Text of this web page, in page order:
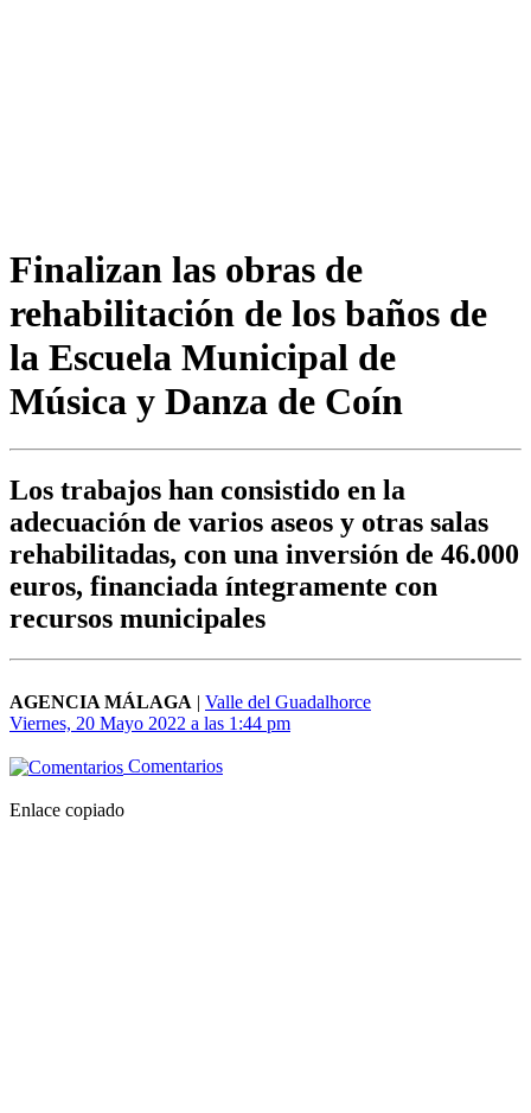
Finalizan las obras de
rehabilitación de los baños de
la Escuela Municipal de
Música y Danza de Coín
Los trabajos han consistido en la
adecuación de varios aseos y otras salas
rehabilitadas, con una inversión de 46.000
euros, financiada íntegramente con
recursos municipales
AGENCIA MÁLAGA | Valle del Guadalhorce
Viernes, 20 Mayo 2022 a las 1:44 pm
Comentarios
Enlace copiado